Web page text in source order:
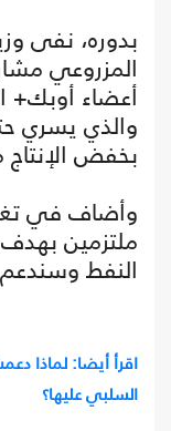
بدوره، نفى
المزروعي
أعضاء أوبك+
بخفض الإنتاج
وأضاف في
ملتزمين
النفط
اقرأ أيضا: لماذا
السلبي عليها؟